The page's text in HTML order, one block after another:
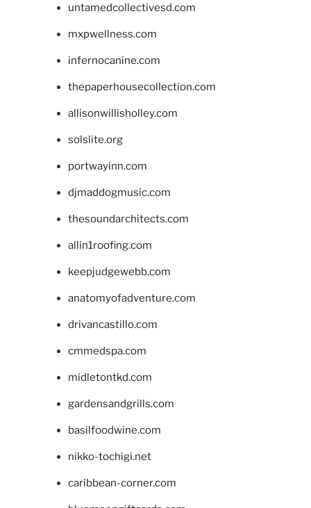
untamedcollectivesd.com
mxpwellness.com
infernocanine.com
thepaperhousecollection.com
allisonwillisholley.com
solslite.org
portwayinn.com
djmaddogmusic.com
thesoundarchitects.com
allin1roofing.com
keepjudgewebb.com
anatomyofadventure.com
drivancastillo.com
cmmedspa.com
midletontkd.com
gardensandgrills.com
basilfoodwine.com
nikko-tochigi.net
caribbean-corner.com